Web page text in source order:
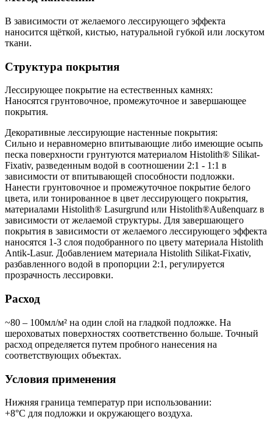
В зависимости от желаемого лессирующего эффекта
наносится щёткой, кистью, натуральной губкой или лоскутом
ткани.
Структура покрытия
Лессирующее покрытие на естественных камнях:
Наносятся грунтовочное, промежуточное и завершающее
покрытия.
Декоративные лессирующие настенные покрытия:
Сильно и неравномерно впитывающие либо имеющие осыпь
песка поверхности грунтуются материалом Histolith® Silikat-
Fixativ, разведенным водой в соотношении 2:1 - 1:1 в
зависимости от впитывающей способности подложки.
Нанести грунтовочное и промежуточное покрытие белого
цвета, или тонированное в цвет лессирующего покрытия,
материалами Histolith® Lasurgrund или Histolith®Außenquarz в
зависимости от желаемой структуры. Для завершающего
покрытия в зависимости от желаемого лессирующего эффекта
наносятся 1-3 слоя подобранного по цвету материала Histolith
Antik-Lasur. Добавлением материала Histolith Silikat-Fixativ,
разбавленного водой в пропорции 2:1, регулируется
прозрачность лессировки.
Расход
~80 – 100мл/м² на один слой на гладкой подложке. На
шероховатых поверхностях соответственно больше. Точный
расход определяется путем пробного нанесения на
соответствующих объектах.
Условия применения
Нижняя граница температур при использовании:
+8°C для подложки и окружающего воздуха.